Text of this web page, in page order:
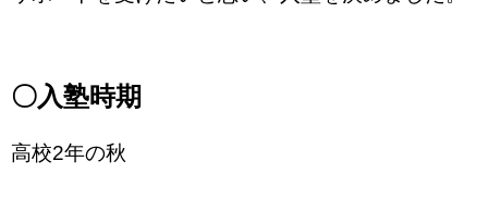
〇入塾時期
高校2年の秋